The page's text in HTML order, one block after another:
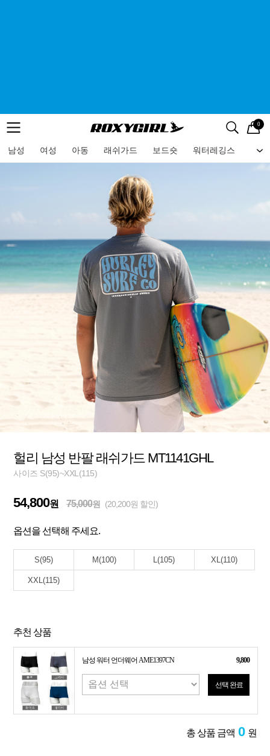
메뉴 검색
로고 0
남성 여성 아동 래쉬가드 보드숏 워터레깅스 비
메뉴
헐리 남성 반팔 래쉬가드 MT1141GHL
사이즈 S(95)~XXL(115)
54,800원 75,000원 (20,200원 할인)
옵션을 선택해 주세요.
S(95) M(100) L(105) XL(110)
XXL(115)
추천 상품
남성 워터 언더웨어 AME1397CN 9,800
선택 완료
총 상품 금액 0 원